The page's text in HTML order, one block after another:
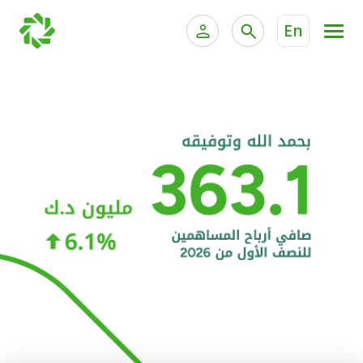
En
الخدمات المصرفية الإلكترونية للشركات
خدمة "بيتك" للتداول الإلكتروني
الحسابات المصرفية
البطاقات
"برامج العملاء"